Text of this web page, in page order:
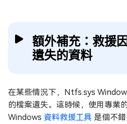
額外補充：救援
遺失的資料
在某些情況下，Ntfs.sys
的檔案遺失。這時候，使用專業
Windows 資料救援工具 是個不